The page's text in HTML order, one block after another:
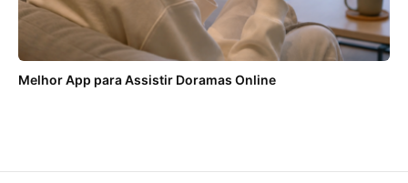
Melhor App para Assistir Doramas Online